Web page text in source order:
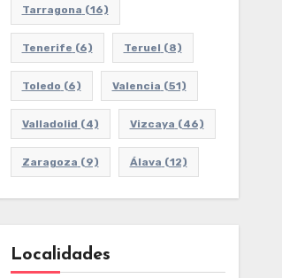
Tarragona (16)
Tenerife (6) Teruel (8)
Toledo (6) Valencia (51)
Valladolid (4) Vizcaya (46)
Zaragoza (9) Álava (12)
Localidades